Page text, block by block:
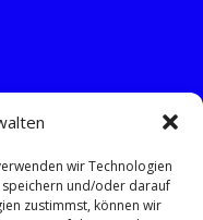
wir Technologien
und/oder darauf
zustimmst, können wir